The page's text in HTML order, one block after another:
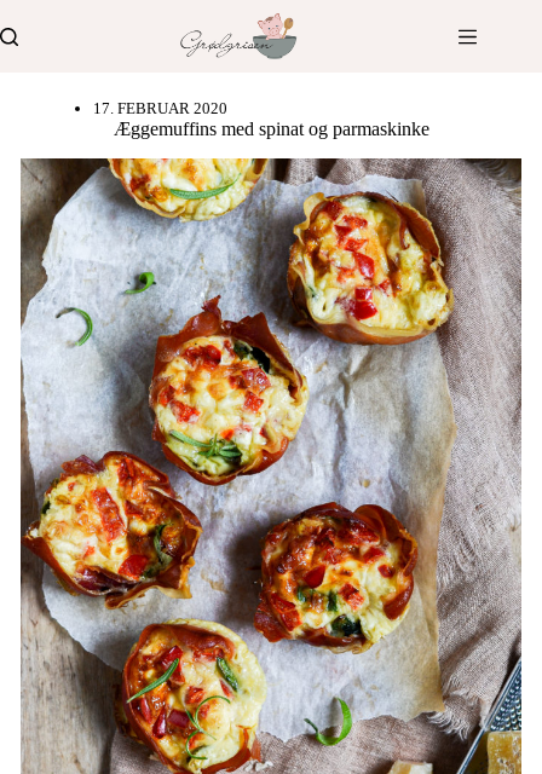
til
indhold
17. FEBRUAR 2020
Æggemuffins med spinat og parmaskinke